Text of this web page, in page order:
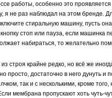
работы, особенно это
я не раз наблюдал на этом бренде.
стиральную машину, пусть
стоп или пауза, если машинка
набираться, то желательно
строя крайне редко, но всё же
просто, достаточно в него дунуть и
так и с несколькими, кроме того,
мембрана пропускают хоть чуть-